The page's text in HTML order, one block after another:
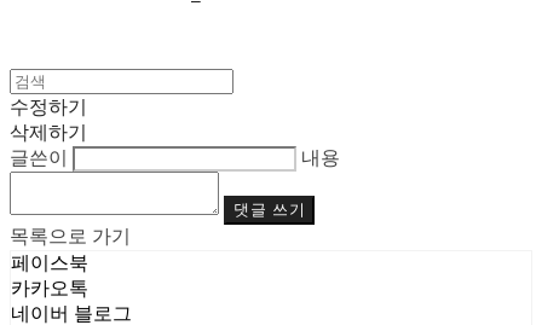
수정하기
삭제하기
글쓴이
내용
댓글 쓰기
목록으로 가기
페이스북
카카오톡
네이버 블로그